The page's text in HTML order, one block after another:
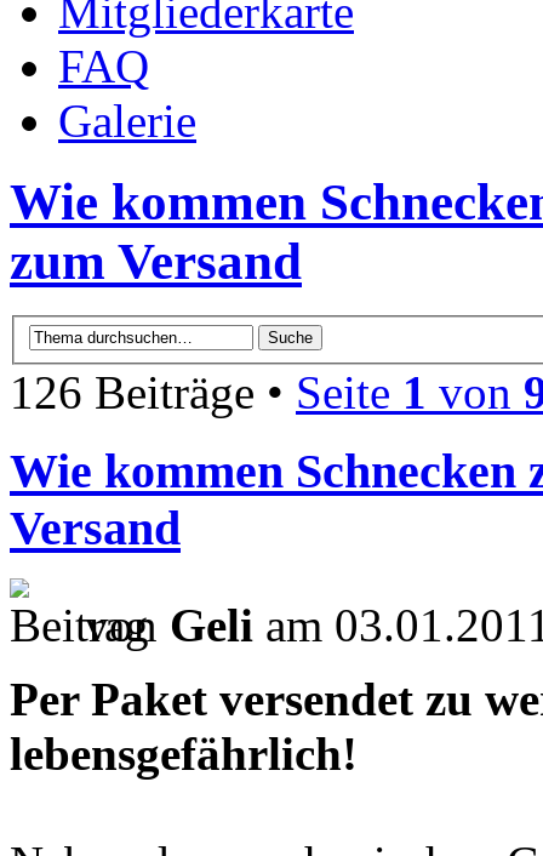
Mitgliederkarte
FAQ
Galerie
Wie kommen
zum Versand
126 Beiträge • Seite 1 von
Wie kommen
Versand
von Geli am
Per Paket versendet zu
lebensgefährlich!